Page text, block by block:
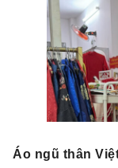
Áo ngũ thân